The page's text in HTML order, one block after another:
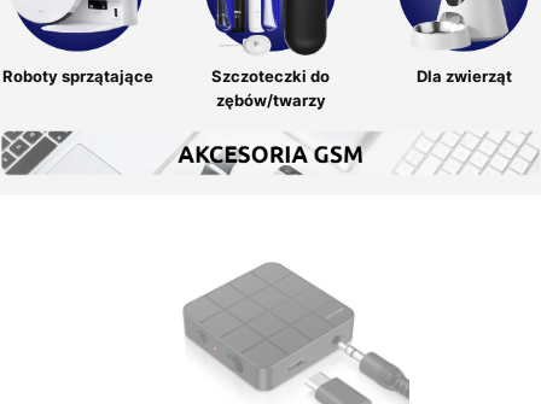
Roboty sprzątające
Szczoteczki do
zębów/twarzy
Dla zwierząt